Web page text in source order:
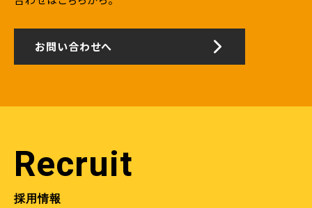
お問い合わせへ
Recruit
採用情報